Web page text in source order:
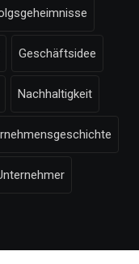
Geschäftsidee
Nachhaltigkeit